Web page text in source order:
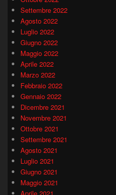
Settembre 2022
Agosto 2022
Luglio 2022
Giugno 2022
Maggio 2022
Aprile 2022
Marzo 2022
Febbraio 2022
Gennaio 2022
Dicembre 2021
Novembre 2021
Ottobre 2021
Settembre 2021
Agosto 2021
Luglio 2021
Giugno 2021
Maggio 2021